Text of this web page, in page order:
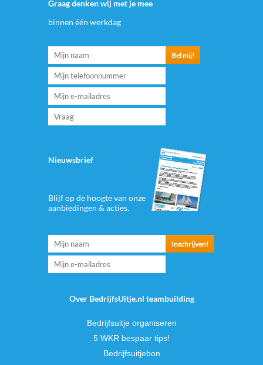
Graag denken wij met je mee
binnen één werkdag
Nieuwsbrief
Blijf op de hoogte van onze
aanbiedingen & acties.
Over BedrijfsUitje.nl teambuilding
Bedrijfsuitje organiseren
5 WKR bespaar tips!
Bedrijfsuitjebon